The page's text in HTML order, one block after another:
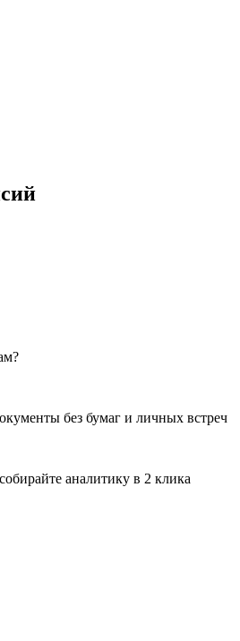
без бумаг и личных встреч
аналитику в 2 клика